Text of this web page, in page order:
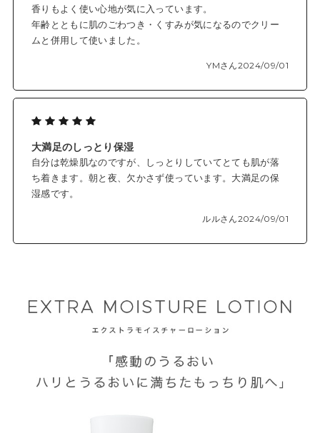
香りもよく使い心地が気に入っています。
年齢とともに肌のごわつき・くすみが気になるのでクリー
ムと併用して使いました。
YMさん2024/09/01
大満足のしっとり保湿
自分は乾燥肌なのですが、しっとりしていてとても肌が落
ち着きます。朝と夜、欠かさず使っています。大満足の保
湿感です。
ルルさん2024/09/01